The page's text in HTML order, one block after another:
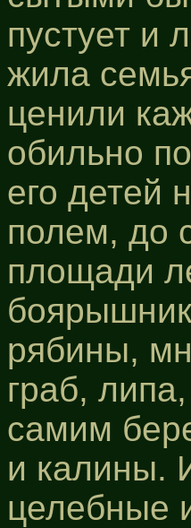
пустует и
жила
ценили
обильно
его детей
полем, до
площади
рябины,
граб,
самим
и калины.
целебные